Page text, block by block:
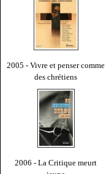
2005 - Vivre et penser comme
des chrétiens
2006 - La Critique meurt